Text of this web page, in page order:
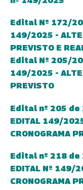
Edital Nº 172/
149/2025 -
PREVISTO E
(abre em nova
(abre em nova
Edital Nº 205/
149/2025 -
PREVISTO
(abre em nova
(abre em nova
Edital nº 205 de
EDITAL 149/
CRONOGRAMA
Edital nº 218 de
EDITAL Nº 149/
CRONOGRAMA
(abre em nova
(abre em nova